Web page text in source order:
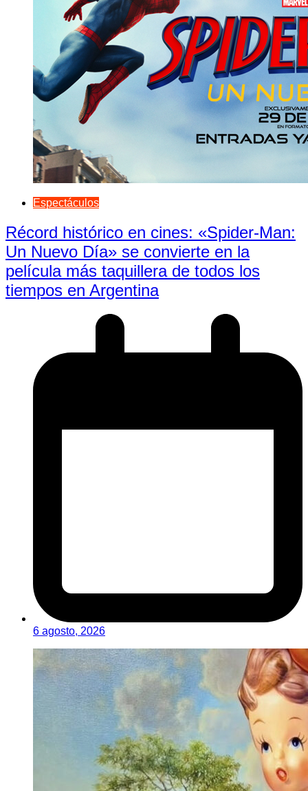
Espectáculos
Récord histórico en cines: «Spider-Man:
Un Nuevo Día» se convierte en la
película más taquillera de todos los
tiempos en Argentina
6 agosto, 2026